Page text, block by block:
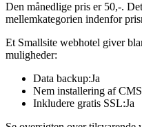
Den månedlige pris er 50,-.
mellemkategorien indenfor
Et Smallsite webhotel giver
muligheder:
Data backup:Ja
Nem installering af
Inkludere gratis SSL:Ja